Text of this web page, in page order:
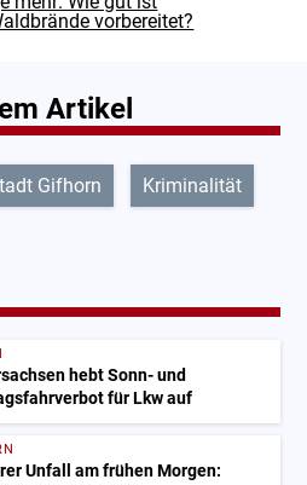
vorbereitet?
Artikel
Gifhorn Kriminalität
hebt Sonn- und
für Lkw auf
Unfall am frühen Morgen: